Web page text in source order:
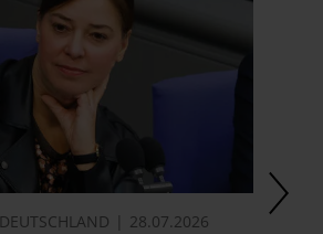
DEUTSCHLAND 28.07.2026